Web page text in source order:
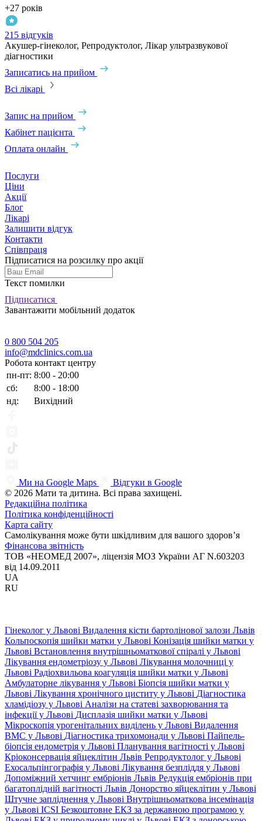
+27 років
215 відгуків
Акушер-гінеколог, Репродуктолог, Лікар ультразвукової
діагностики
Записатись на прийом
Всі лікарі
Запис на прийом
Кабінет пацієнта
Оплата онлайн
Послуги
Ціни
Акції
Блог
Лікарі
Залишити відгук
Контакти
Співпраця
Підписатися на розсилку про акції
Текст помилки
Підписатися
Завантажити мобільний додаток
0 800 504 205
info@mdclinics.com.ua
Робота контакт центру
пн-пт: 8:00 - 20:00
сб:
8:00 - 18:00
нд:
Вихідний
Ми на Google Maps
Відгуки в Google
© 2026 Мати та дитина. Всі права захищені.
Редакційна політика
Політика конфіденційності
Карта сайту
Самолікування може бути шкідливим для вашого здоров’я
Фінансова звітність
ТОВ «НЕОМЕД 2007», ліцензія МОЗ України АГ N.603203
від 14.09.2011
UA
RU
Гінеколог у Львові Видалення кісти бартолінової залози Львів
Кольпоскопія шийки матки у Львові Конізація шийки матки у
Львові Встановлення внутрішньоматкової спіралі у Львові
Лікування ендометріозу у Львові Лікування молочниці у
Львові Радіохвильова коагуляція шийки матки у Львові
Амбулаторне лікування у Львові Біопсія шийки матки у
Львові Лікування хронічного циститу у Львові Діагностика
хламідіозу у Львові Аналізи на статеві захворювання та
інфекції у Львові Дисплазія шийки матки у Львові
Мікроскопія урогенітальних виділень у Львові Видалення
ВМС у Львові Діагностика трихомонади у Львові Пайпель-
біопсія ендометрія у Львові Планування вагітності у Львові
Кріоконсервація яйцеклітин Львів Репродуктолог у Львові
Ехосальпінгографія у Львові Лікування безпліддя у Львові
Допоміжний хетчинг ембріонів Львів Редукція ембріонів при
багатоплідній вагітності Львів Донорство яйцеклітин у Львові
Штучне запліднення у Львові Внутрішньоматкова інсемінація
у Львові ICSI Безкоштовне ЕКЗ за державною програмою у